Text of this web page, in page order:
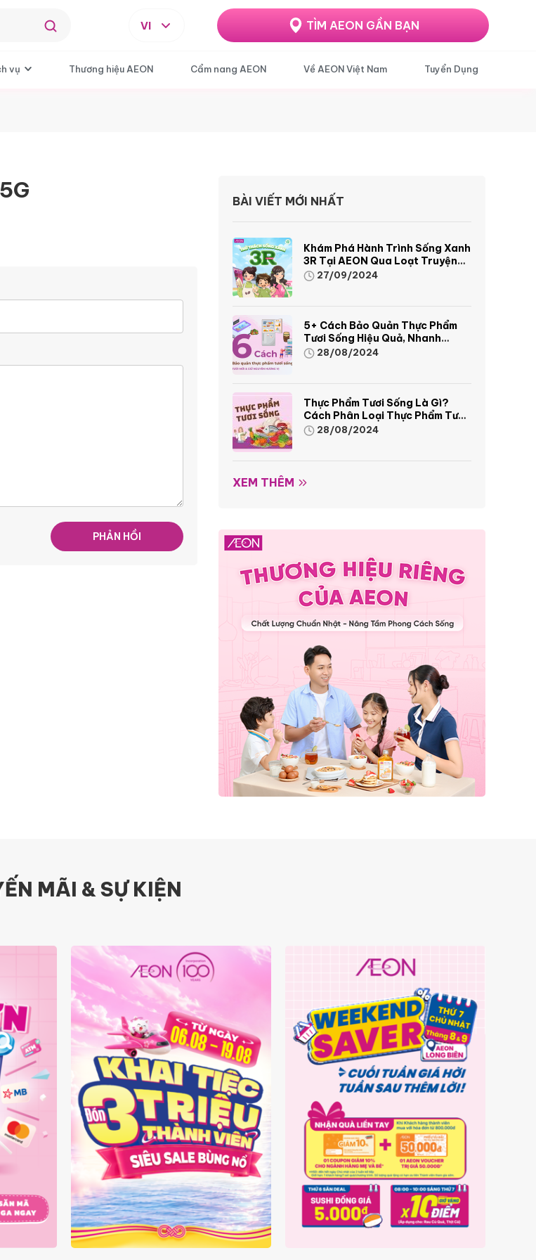
VI TÌM AEON GẦN BẠN
vụ Thương hiệu AEON Cẩm nang AEON Về AEON Việt Nam Tuyển Dụng
BÀI VIẾT MỚI NHẤT
Khám Phá Hành Trình Sống Xanh
3R Tại AEON Qua Loạt Truyện
Tranh Sinh Động Và Thú Vị
27/09/2024
5+ Cách Bảo Quản Thực Phẩm
Tươi Sống Hiệu Quả, Nhanh
Chóng
28/08/2024
Thực Phẩm Tươi Sống Là Gì?
Cách Phân Loại Thực Phẩm Tươi
Sống28/08/2024
XEM THÊM
MÃI & SỰ KIỆN
ĐÓN 3 TRIỆU THÀNH VIÊN -